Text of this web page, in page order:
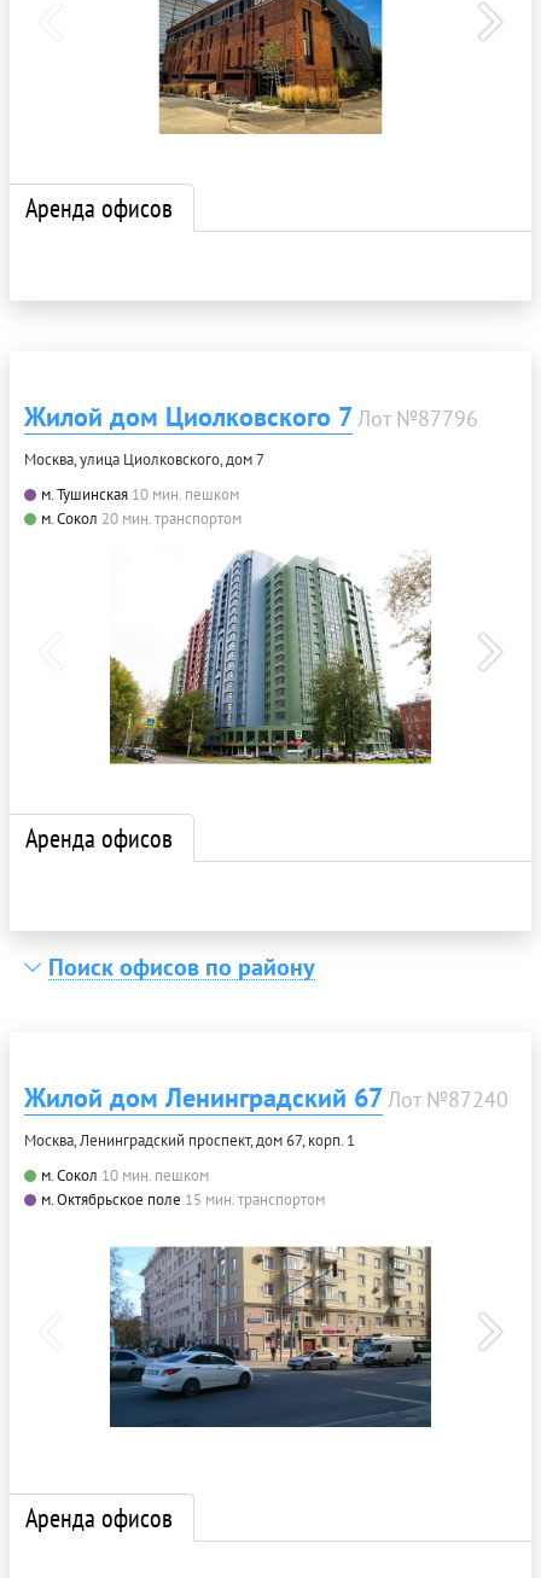
Аренда офисов
Жилой дом Циолковского 7Лот №87796
Москва, улица Циолковского, дом 7
м. Тушинская 10 мин. пешком
м. Сокол 20 мин. транспортом
Аренда офисов
Поиск офисов по району
Жилой дом Ленинградский 67 Лот №87240
Москва, Ленинградский проспект, дом 67, корп. 1
м. Сокол 10 мин. пешком
м. Октябрьское поле 15 мин. транспортом
Аренда офисов